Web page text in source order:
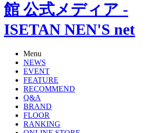
館 公式メディア -
ISETAN NEN'S net
Menu
NEWS
EVENT
FEATURE
RECOMMEND
Q&A
BRAND
FLOOR
RANKING